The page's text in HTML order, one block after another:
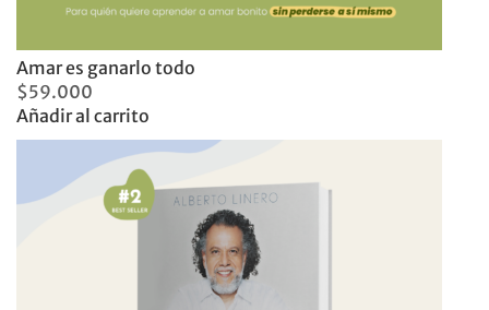
Amar es ganarlo todo
$59.000
Añadir al carrito